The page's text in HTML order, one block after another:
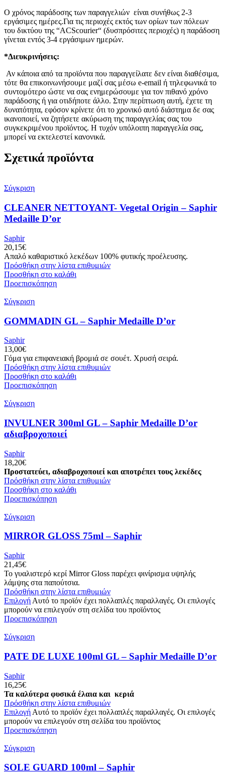
Ο χρόνος παράδοσης των παραγγελιών είναι συνήθως 2-3
εργάσιμες ημέρες.Για τις περιοχές εκτός των ορίων των πόλεων
του δικτύου της “ACScourier“ (δυσπρόσιτες περιοχές) η παράδοση
γίνεται εντός 3-4 εργάσιμων ημερών.
*Διευκρινήσεις:
Αν κάποια από τα προϊόντα που παραγγείλατε δεν είναι διαθέσιμα,
τότε θα επικοινωνήσουμε μαζί σας μέσω e-email ή τηλεφωνικά το
συντομότερο ώστε να σας ενημερώσουμε για τον πιθανό χρόνο
παράδοσης ή για οτιδήποτε άλλο. Στην περίπτωση αυτή, έχετε τη
δυνατότητα, εφόσον κρίνετε ότι το χρονικό αυτό διάστημα δε σας
ικανοποιεί, να ζητήσετε ακύρωση της παραγγελίας σας του
συγκεκριμένου προϊόντος. Η τυχόν υπόλοιπη παραγγελία σας,
μπορεί να εκτελεστεί κανονικά.
Σχετικά προϊόντα
Σύγκριση
CLEANER NETTOYANT- Vegetal Origin – Saphir
Medaille D’or
Saphir
20,15€
Απαλό καθαριστικό λεκέδων 100% φυτικής προέλευσης.
Πρόσθήκη στην λίστα επιθυμιών
Προσθήκη στο καλάθι
Προεπισκόπηση
Σύγκριση
GOMMADIN GL – Saphir Medaille D’or
Saphir
13,00€
Γόμα για επιφανειακή βρομιά σε σουέτ. Χρυσή σειρά.
Πρόσθήκη στην λίστα επιθυμιών
Προσθήκη στο καλάθι
Προεπισκόπηση
Σύγκριση
INVULNER 300ml GL – Saphir Medaille D’or
αδιαβροχοποιεί
Saphir
18,20€
Προστατεύει, αδιαβροχοποιεί και αποτρέπει τους λεκέδες
Πρόσθήκη στην λίστα επιθυμιών
Προσθήκη στο καλάθι
Προεπισκόπηση
Σύγκριση
MIRROR GLOSS 75ml – Saphir
Saphir
21,45€
Το γυαλιστερό κερί Mirror Gloss παρέχει φινίρισμα υψηλής
λάμψης στα παπούτσια.
Πρόσθήκη στην λίστα επιθυμιών
Επιλογή Αυτό το προϊόν έχει πολλαπλές παραλλαγές. Οι επιλογές
μπορούν να επιλεγούν στη σελίδα του προϊόντος
Προεπισκόπηση
Σύγκριση
PATE DE LUXE 100ml GL – Saphir Medaille D’or
Saphir
16,25€
Τα καλύτερα φυσικά έλαια και κεριά
Πρόσθήκη στην λίστα επιθυμιών
Επιλογή Αυτό το προϊόν έχει πολλαπλές παραλλαγές. Οι επιλογές
μπορούν να επιλεγούν στη σελίδα του προϊόντος
Προεπισκόπηση
Σύγκριση
SOLE GUARD 100ml – Saphir